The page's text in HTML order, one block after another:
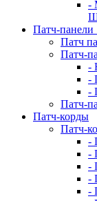
-
Патч-панели
Патч
Патч-
-
-
-
Патч-
Патч-корды
Патч-
-
-
-
-
-